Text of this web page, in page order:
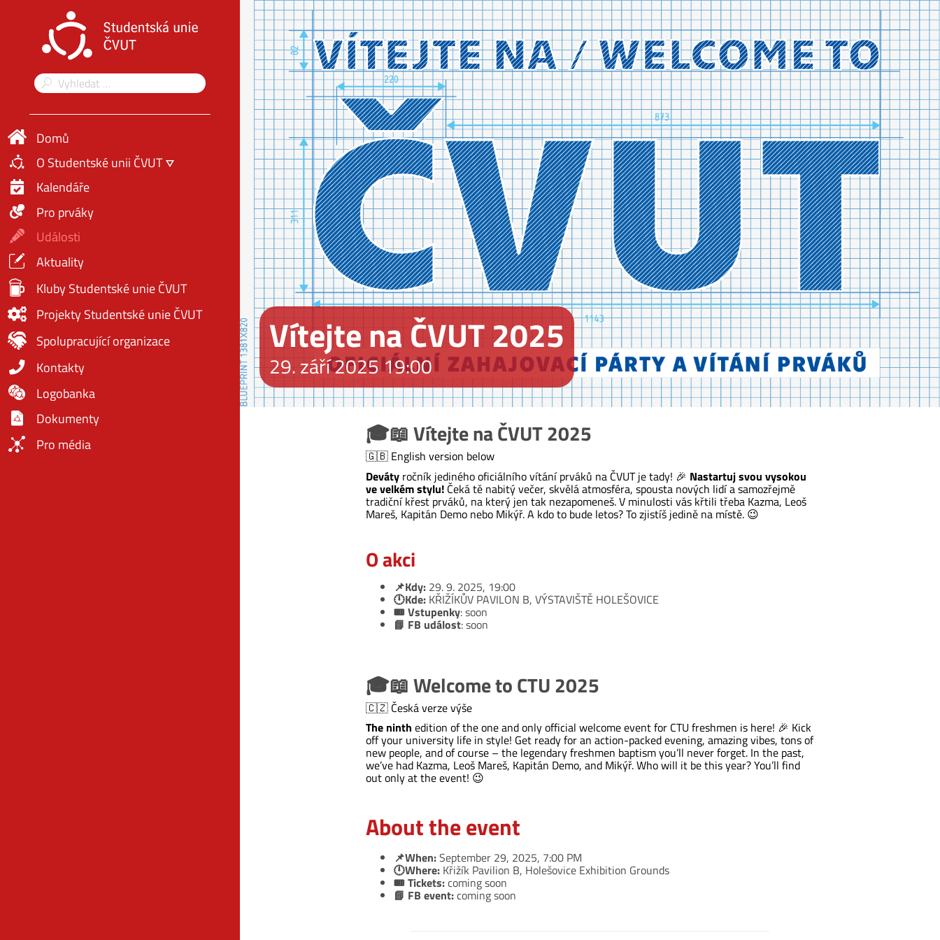
Domů
O Studentské unii ČVUT
Kalendáře
Pro prváky
Události
Aktuality
Kluby Studentské unie ČVUT
Projekty Studentské unie ČVUT
Spolupracující organizace
Kontakty
Logobanka
Dokumenty
Pro média
Vítejte na ČVUT 2025
29. září 2025 19:00
🎓📖 Vítejte na ČVUT 2025
🇬🇧 English version below
Deváty ročník jediného oficiálního vítání prváků na ČVUT je tady! 🎉 Nastartuj svou vysokou
ve velkém stylu! Čeká tě nabitý večer, skvělá atmosféra, spousta nových lidí a samozřejmě
tradiční křest prváků, na který jen tak nezapomeneš. V minulosti vás křtili třeba Kazma, Leoš
Mareš, Kapitán Demo nebo Mikýř. A kdo to bude letos? To zjistíš jedině na místě. 😉
O akci
📌Kdy: 29. 9. 2025, 19:00
🕛Kde: KŘIŽÍKŮV PAVILON B, VÝSTAVIŠTĚ HOLEŠOVICE
🎟 Vstupenky: soon
📘 FB událost: soon
🎓📖 Welcome to CTU 2025
🇨🇿 Česká verze výše
The ninth edition of the one and only official welcome event for CTU freshmen is here! 🎉 Kick
off your university life in style! Get ready for an action-packed evening, amazing vibes, tons of
new people, and of course – the legendary freshmen baptism you’ll never forget. In the past,
we’ve had Kazma, Leoš Mareš, Kapitán Demo, and Mikýř. Who will it be this year? You’ll find
out only at the event! 😉
About the event
📌When:September 29, 2025, 7:00 PM
🕛Where: Křižík Pavilion B, Holešovice Exhibition Grounds
🎟 Tickets:coming soon
📘 FB event:coming soon